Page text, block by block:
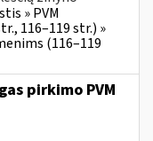
» PVM
116–119 str.) »
(116–119
pirkimo PVM